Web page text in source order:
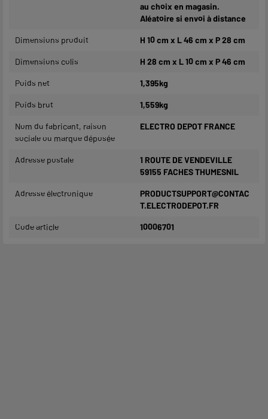
au choix en magasin.
Aléatoire si envoi à distance
Dimensions produit H 10 cm x L 46 cm x P 28 cm
Dimensions colis H 28 cm x L 10 cm x P 46 cm
Poids net 1,395kg
Poids brut 1,559kg
Nom du fabricant, raison
sociale ou marque déposée
ELECTRO DEPOT FRANCE
Adresse postale
1 ROUTE DE VENDEVILLE
59155 FACHES THUMESNIL
Adresse électronique
PRODUCTSUPPORT@CONTAC
T.ELECTRODEPOT.FR
Code article 10006701